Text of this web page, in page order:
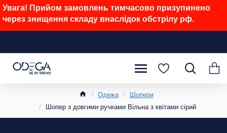
Увага! Прийом замовлень тимчасово призупинено
через знищення складу внаслідок обстрілу рф.
Одежа
Шопери
Шопер з довгими ручками Вільна з квітами сірий